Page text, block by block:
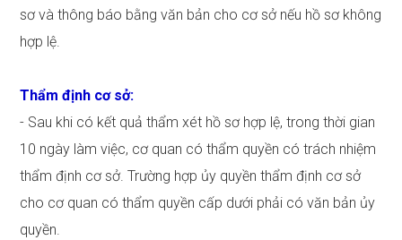
sơ và thông báo bằng văn bản cho cơ sở nếu hồ sơ không
hợp lệ.
Thẩm định cơ sở:
- Sau khi có kết quả thẩm xét hồ sơ hợp lệ, trong thời gian
10 ngày làm việc, cơ quan có thẩm quyền có trách nhiệm
thẩm định cơ sở. Trường hợp ủy quyền thẩm định cơ sở
cho cơ quan có thẩm quyền cấp dưới phải có văn bản ủy
quyền.